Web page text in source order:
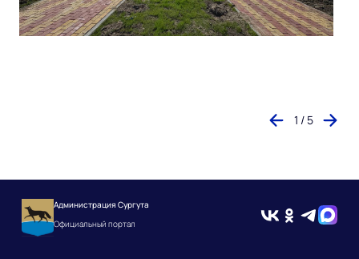
1 / 5
Администрация Сургута
Официальный портал